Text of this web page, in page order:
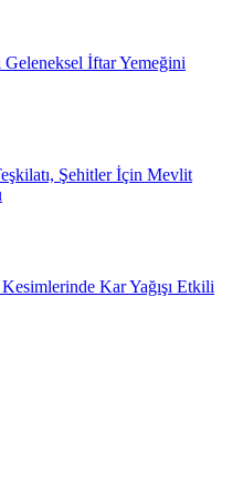
İftar Yemeğini
Şehitler İçin Mevlit
Kar Yağışı Etkili